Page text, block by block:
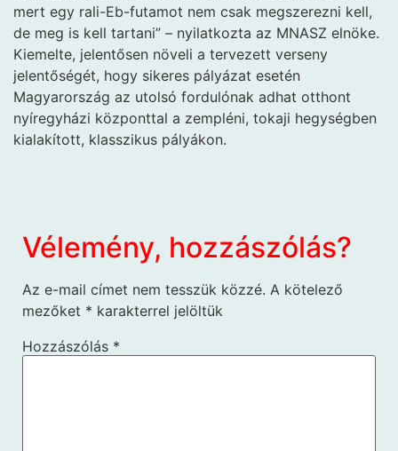
mert egy rali-Eb-futamot nem csak megszerezni kell,
de meg is kell tartani” – nyilatkozta az MNASZ elnöke.
Kiemelte, jelentősen növeli a tervezett verseny
jelentőségét, hogy sikeres pályázat esetén
Magyarország az utolsó fordulónak adhat otthont
nyíregyházi központtal a zempléni, tokaji hegységben
kialakított, klasszikus pályákon.
Vélemény, hozzászólás?
Az e-mail címet nem tesszük közzé. A kötelező
mezőket * karakterrel jelöltük
Hozzászólás *